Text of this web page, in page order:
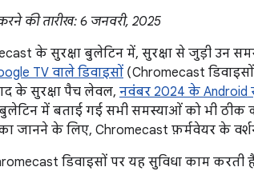
की तारीख: 6 जनवरी, 2025
के सुरक्षा बुलेटिन में, सुरक्षा से जुड़ी उन
TV वाले डिवाइसों (Chromecast
के सुरक्षा पैच लेवल, नवंबर 2024 के Android
में बताई गई सभी समस्याओं को भी
जानने के लिए, Chromecast फ़र्मवेयर के
डिवाइसों पर यह सुविधा काम